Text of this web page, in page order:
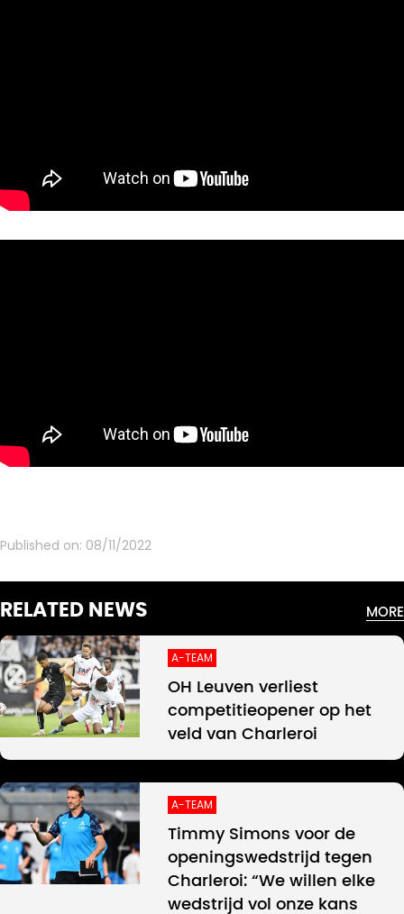
Published on: 08/11/2022
RELATED NEWS MORE
A-TEAM
OH Leuven verliest
competitieopener op het
veld van Charleroi
A-TEAM
Timmy Simons voor de
openingswedstrijd tegen
Charleroi: “We willen elke
wedstrijd vol onze kans